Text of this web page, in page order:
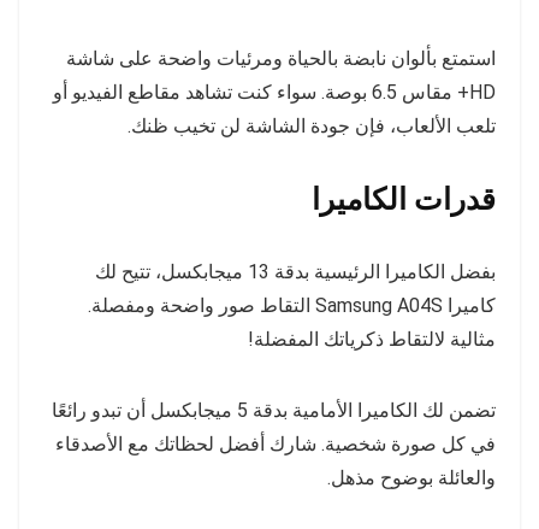
استمتع بألوان نابضة بالحياة ومرئيات واضحة على شاشة
HD+ مقاس 6.5 بوصة. سواء كنت تشاهد مقاطع الفيديو أو
تلعب الألعاب، فإن جودة الشاشة لن ​​تخيب ظنك.
قدرات الكاميرا
بفضل الكاميرا الرئيسية بدقة 13 ميجابكسل، تتيح لك
كاميرا Samsung A04S التقاط صور واضحة ومفصلة.
مثالية لالتقاط ذكرياتك المفضلة!
تضمن لك الكاميرا الأمامية بدقة 5 ميجابكسل أن تبدو رائعًا
في كل صورة شخصية. شارك أفضل لحظاتك مع الأصدقاء
والعائلة بوضوح مذهل.